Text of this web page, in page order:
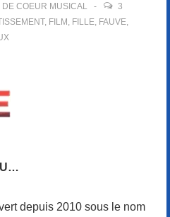
DE COEUR MUSICAL
3
, FILM , FILLE, FAUVE,
depuis 2010 sous le nom